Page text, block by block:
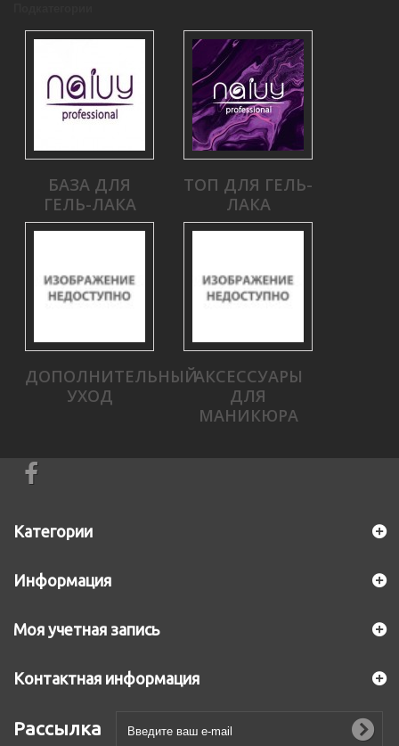
БАЗА ДЛЯ
ГЕЛЬ-ЛАКА
ТОП ДЛЯ ГЕЛЬ-
ЛАКА
ДОПОЛНИТЕЛЬНЫЙ
УХОД
АКСЕССУАРЫ
ДЛЯ
МАНИКЮРА
Категории
Информация
Моя учетная запись
Контактная информация
Рассылка